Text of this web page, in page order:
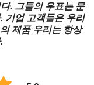
메모장과 우표는 교
동합니다. 모모크
선되었습니다.